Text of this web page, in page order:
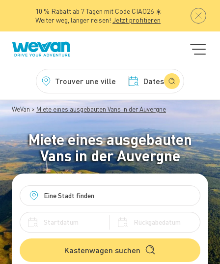
10 % Rabatt ab 7 Tagen mit Code CIAO26 ☀️
Weiter weg, länger reisen! Jetzt profitieren
Trouver une ville Dates
WeVan Miete eines ausgebauten Vans in der Auvergne
Miete eines ausgebauten
Vans in der Auvergne
Kastenwagen suchen